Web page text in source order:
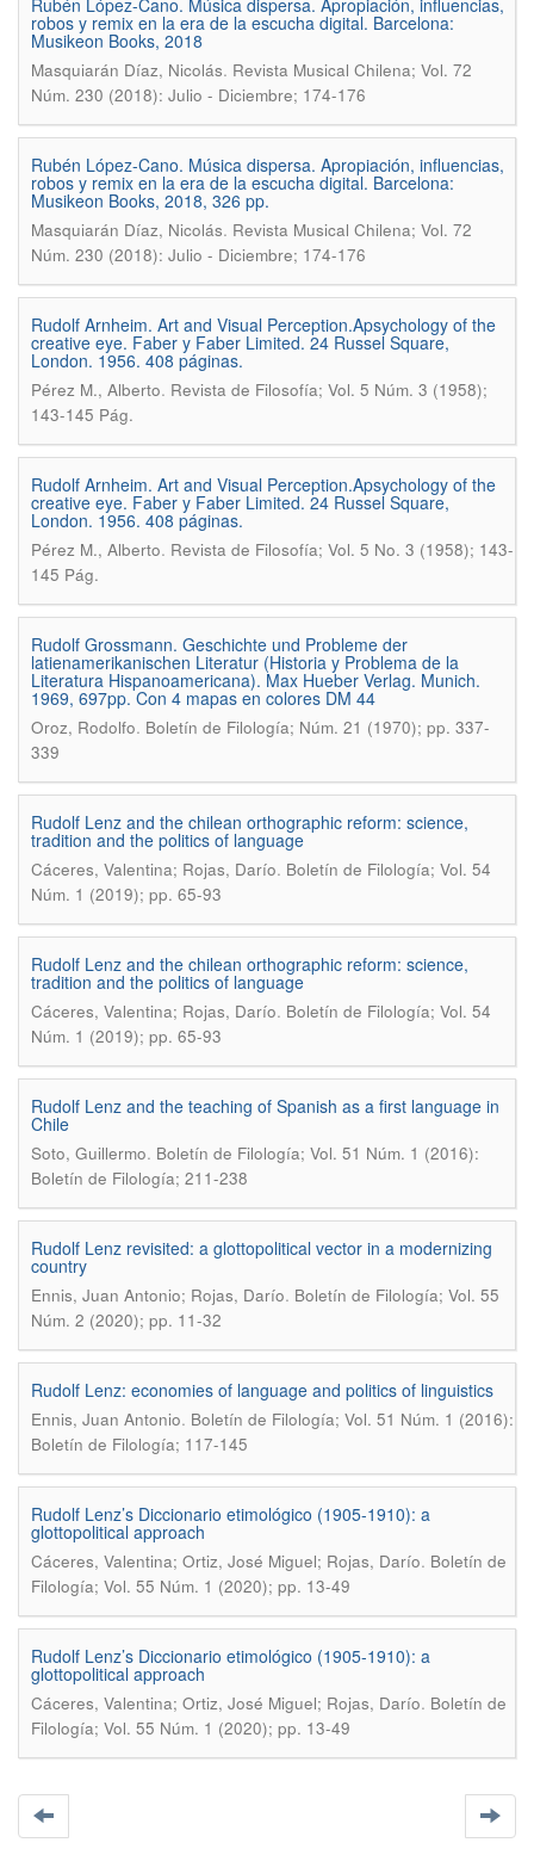
Rubén López-Cano. Música dispersa. Apropiación, influencias,
robos y remix en la era de la escucha digital. Barcelona:
Musikeon Books, 2018
Masquiarán Díaz, Nicolás. Revista Musical Chilena; Vol. 72
Núm. 230 (2018): Julio - Diciembre; 174-176
Rubén López-Cano. Música dispersa. Apropiación, influencias,
robos y remix en la era de la escucha digital. Barcelona:
Musikeon Books, 2018, 326 pp.
Masquiarán Díaz, Nicolás. Revista Musical Chilena; Vol. 72
Núm. 230 (2018): Julio - Diciembre; 174-176
Rudolf Arnheim. Art and Visual Perception.Apsychology of the
creative eye. Faber y Faber Limited. 24 Russel Square,
London. 1956. 408 páginas.
Pérez M., Alberto. Revista de Filosofía; Vol. 5 Núm. 3 (1958);
143-145 Pág.
Rudolf Arnheim. Art and Visual Perception.Apsychology of the
creative eye. Faber y Faber Limited. 24 Russel Square,
London. 1956. 408 páginas.
Pérez M., Alberto. Revista de Filosofía; Vol. 5 No. 3 (1958); 143-
145 Pág.
Rudolf Grossmann. Geschichte und Probleme der
latienamerikanischen Literatur (Historia y Problema de la
Literatura Hispanoamericana). Max Hueber Verlag. Munich.
1969, 697pp. Con 4 mapas en colores DM 44
Oroz, Rodolfo. Boletín de Filología; Núm. 21 (1970); pp. 337-
339
Rudolf Lenz and the chilean orthographic reform: science,
tradition and the politics of language
Cáceres, Valentina; Rojas, Darío. Boletín de Filología; Vol. 54
Núm. 1 (2019); pp. 65-93
Rudolf Lenz and the chilean orthographic reform: science,
tradition and the politics of language
Cáceres, Valentina; Rojas, Darío. Boletín de Filología; Vol. 54
Núm. 1 (2019); pp. 65-93
Rudolf Lenz and the teaching of Spanish as a first language in
Chile
Soto, Guillermo. Boletín de Filología; Vol. 51 Núm. 1 (2016):
Boletín de Filología; 211-238
Rudolf Lenz revisited: a glottopolitical vector in a modernizing
country
Ennis, Juan Antonio; Rojas, Darío. Boletín de Filología; Vol. 55
Núm. 2 (2020); pp. 11-32
Rudolf Lenz: economies of language and politics of linguistics
Ennis, Juan Antonio. Boletín de Filología; Vol. 51 Núm. 1 (2016):
Boletín de Filología; 117-145
Rudolf Lenz’s Diccionario etimológico (1905-1910): a
glottopolitical approach
Cáceres, Valentina; Ortiz, José Miguel; Rojas, Darío. Boletín de
Filología; Vol. 55 Núm. 1 (2020); pp. 13-49
Rudolf Lenz’s Diccionario etimológico (1905-1910): a
glottopolitical approach
Cáceres, Valentina; Ortiz, José Miguel; Rojas, Darío. Boletín de
Filología; Vol. 55 Núm. 1 (2020); pp. 13-49